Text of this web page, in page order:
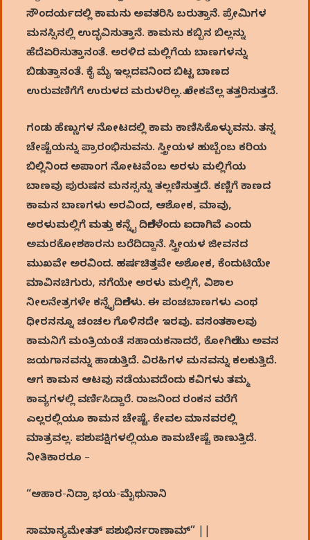
ಸೌಂದರ್ಯದಲ್ಲಿ ಕಾಮನು ಅವತರಿಸಿ ಬರುತ್ತಾನೆ. ಪ್ರೇಮಿಗಳ
ಮನಸ್ಸಿನಲ್ಲಿ ಉದ್ಭವಿಸುತ್ತಾನೆ. ಕಾಮನು ಕಬ್ಬಿನ ಬಿಲ್ಲನ್ನು
ಹೆದೆಏರಿಸುತ್ತಾನಂತೆ. ಅರಳಿದ ಮಲ್ಲಿಗೆಯ ಬಾಣಗಳನ್ನು
ಬಿಡುತ್ತಾನಂತೆ. ಕೈ ಮೈ ಇಲ್ಲದವನಿಂದ ಬಿಟ್ಟ ಬಾಣದ
ಉರುವಣಿಗೆಗೆ ಉರುಳದ ಮರುಳರಿಲ್ಲ. ಲೋಕವೆಲ್ಲ ತತ್ತರಿಸುತ್ತದೆ.
ಗಂಡು ಹೆಣ್ಣುಗಳ ನೋಟದಲ್ಲಿ ಕಾಮ ಕಾಣಿಸಿಕೊಳ್ಳುವನು. ತನ್ನ
ಚೇಷ್ಟೆಯನ್ನು ಪ್ರಾರಂಭಿಸುವನು. ಸ್ತ್ರೀಯಳ ಹುಬ್ಬೆಂಬ ಕರಿಯ
ಬಿಲ್ಲಿನಿಂದ ಅಪಾಂಗ ನೋಟವೆಂಬ ಅರಳು ಮಲ್ಲಿಗೆಯ
ಬಾಣವು ಪುರುಷನ ಮನಸ್ಸನ್ನು ತಲ್ಲಣಿಸುತ್ತದೆ. ಕಣ್ಣಿಗೆ ಕಾಣದ
ಕಾಮನ ಬಾಣಗಳು ಅರವಿಂದ, ಆಶೋಕ, ಮಾವು,
ಅರಳುಮಲ್ಲಿಗೆ ಮತ್ತು ಕನ್ನೈ ದಿಲೆಗಳೆಂದು ಐದಾಗಿವೆ ಎಂದು
ಅಮರಕೋಶಕಾರನು ಬರೆದಿದ್ದಾನೆ. ಸ್ತ್ರೀಯಳ ಜೀವನದ
ಮುಖವೇ ಅರವಿಂದ. ಹರ್ಷಚಿತ್ತವೇ ಅಶೋಕ, ಕೆಂದುಟಿಯೇ
ಮಾವಿನಚಿಗುರು, ನಗೆಯೇ ಅರಳು ಮಲ್ಲಿಗೆ, ವಿಶಾಲ
ನೀಲನೇತ್ರಗಳೇ ಕನ್ನೈದಿಲೆಗಳು. ಈ ಪಂಚಬಾಣಗಳು ಎಂಥ
ಧೀರನನ್ನೂ ಚಂಚಲ ಗೊಳಿಸದೇ ಇರವು. ವಸಂತಕಾಲವು
ಕಾಮನಿಗೆ ಮಂತ್ರಿಯಂತೆ ಸಹಾಯಕನಾದರೆ, ಕೋಗಿಲೆಯು ಅವನ
ಜಯಗಾನವನ್ನು ಹಾಡುತ್ತಿದೆ. ವಿರಹಿಗಳ ಮನವನ್ನು ಕಲಕುತ್ತಿದೆ.
ಆಗ ಕಾಮನ ಆಟವು ನಡೆಯುವದೆಂದು ಕವಿಗಳು ತಮ್ಮ
ಕಾವ್ಯಗಳಲ್ಲಿ ವರ್ಣಿಸಿದ್ದಾರೆ. ರಾಜನಿಂದ ರಂಕನ ವರೆಗೆ
ಎಲ್ಲರಲ್ಲಿಯೂ ಕಾಮನ ಚೇಷ್ಟೆ. ಕೇವಲ ಮಾನವರಲ್ಲಿ
ಮಾತ್ರವಲ್ಲ. ಪಶುಪಕ್ಷಿಗಳಲ್ಲಿಯೂ ಕಾಮಚೇಷ್ಟೆ ಕಾಣುತ್ತಿದೆ.
ನೀತಿಕಾರರೂ –
“ಆಹಾರ-ನಿದ್ರಾ ಭಯ-ಮೈಥುನಾನಿ
ಸಾಮಾನ್ಯಮೇತತ್ ಪಶುಭಿರ್ನರಾಣಾಮ್” ||